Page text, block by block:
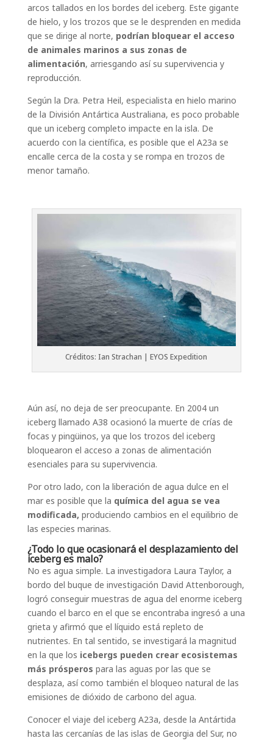
arcos tallados en los bordes del iceberg. Este gigante
de hielo, y los trozos que se le desprenden en medida
que se dirige al norte, podrían bloquear el acceso
de animales marinos a sus zonas de
alimentación, arriesgando así su supervivencia y
reproducción.
Según la Dra. Petra Heil, especialista en hielo marino
de la División Antártica Australiana, es poco probable
que un iceberg completo impacte en la isla. De
acuerdo con la científica, es posible que el A23a se
encalle cerca de la costa y se rompa en trozos de
menor tamaño.
Créditos: Ian Strachan | EYOS Expedition
Aún así, no deja de ser preocupante. En 2004 un
iceberg llamado A38 ocasionó la muerte de crías de
focas y pingüinos, ya que los trozos del iceberg
bloquearon el acceso a zonas de alimentación
esenciales para su supervivencia.
Por otro lado, con la liberación de agua dulce en el
mar es posible que la química del agua se vea
modificada, produciendo cambios en el equilibrio de
las especies marinas.
¿Todo lo que ocasionará el desplazamiento del
iceberg es malo?
No es agua simple. La investigadora Laura Taylor, a
bordo del buque de investigación David Attenborough,
logró conseguir muestras de agua del enorme iceberg
cuando el barco en el que se encontraba ingresó a una
grieta y afirmó que el líquido está repleto de
nutrientes. En tal sentido, se investigará la magnitud
en la que los icebergs pueden crear ecosistemas
más prósperos para las aguas por las que se
desplaza, así como también el bloqueo natural de las
emisiones de dióxido de carbono del agua.
Conocer el viaje del iceberg A23a, desde la Antártida
hasta las cercanías de las islas de Georgia del Sur, no